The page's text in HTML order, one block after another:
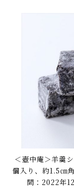
＜壺中庵＞羊羹
個入り、約1.5
間：2022年